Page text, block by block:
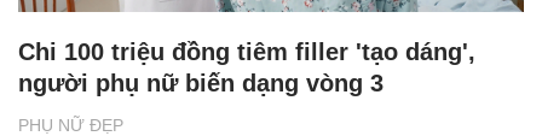
PHỤ NỮ ĐẸP
Chi 100 triệu đồng tiêm filler 'tạo dáng',
người phụ nữ biến dạng vòng 3